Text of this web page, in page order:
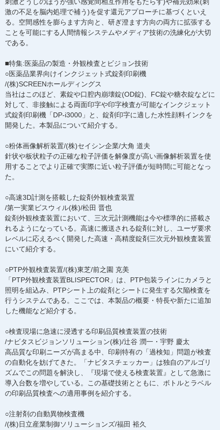
激の不足を脳内処理で補う)を促す還元アプローチに基づくといえ
る。空間感性を膨らます方向と、研ぎ澄ます方向の両方に拡張する
ことを可能にする人間情報システムやメディア技術の洗練化が大切
である。
■特集:医薬品の製造・外観検査とビジョン技術
○医薬品業界向けインクジェット式錠剤印刷機
/(株)SCREENホールディングス
当社はこのほど、素錠や口腔内崩壊錠(OD錠)、FC錠や糖衣錠などに
対して、非接触による両面印字や印字検査が可能なインクジェット
式錠剤印刷機「DP-i3000」と、錠剤印字に適した水性顔料インクを
開発した。本製品について紹介する。
○粉体画像解析装置/(株)セイシン企業/大角 道夫
針状や板状粒子の正確な粒子評価を解像度が高い画像解析装置を使
用することでより正確で実際に近い粒子評価が短時間に可能となっ
た。
○高速3D計測を搭載した錠剤外観検査装置
/第一実業ビスウィル(株)/松田 晋也
錠剤外観検査装置において、三次元計測機能は今や標準的に搭載さ
れるようになっている。高速に搬送される錠剤に対し、ユーザ要求
レベルに応えるべく開発した高速・高精度錠剤三次元外観検査装置
にいて紹介する。
○PTP外観検査装置/(株)東芝/前之園 克美
「PTP外観検査装置BLISPECTOR」は、PTP包装ラインにカメラと
照明を組込み、PTPシート上の錠剤とシートに発生する欠陥検査を
行うシステムである。ここでは、本製品の概要・特長や新たに追加
した機能など紹介する。
○検査現場に急速に浸透する印刷品質検査装置の技術
/ナビタスビジョンソリューション(株)/辻谷 潤一・宇野 慶太
高品質な印刷ニーズが高まる中、印刷特有の「過検知」問題が検査
の自動化を妨げてきた。「ナビタスチェッカー」は独自のアルゴリ
ズムでこの問題を解決し、『現場で使える検査装置』として急激に
導入台数を増やしている。この基礎技術とともに、ボトルとラベル
の印刷品質検査への適用事例を紹介する。
○注射剤の自動異物検査機
/(株)日立産業制御ソリューションズ/福田 裕久